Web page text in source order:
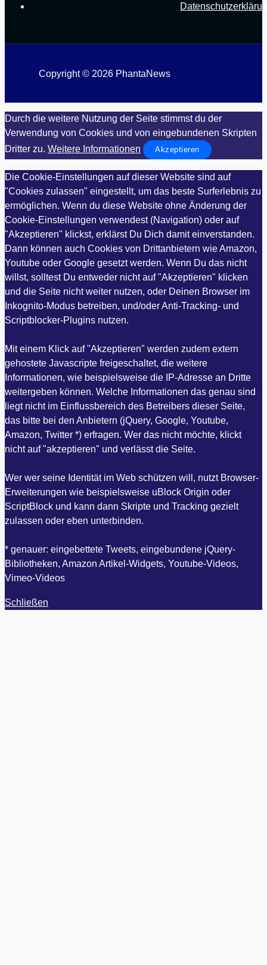
Copyright © 2026 PhantaNews
Durch die weitere Nutzung der Seite stimmst du der
Verwendung von Cookies und von eingebundenen Skripten
Dritter zu. Weitere Informationen Akzeptieren
Die Cookie-Einstellungen auf dieser Website sind auf
"Cookies zulassen" eingestellt, um das beste Surferlebnis zu
ermöglichen. Wenn du diese Website ohne Änderung der
Cookie-Einstellungen verwendest (Navigation) oder auf
"Akzeptieren" klickst, erklärst Du Dich damit einverstanden.
Dann können auch Cookies von Drittanbietern wie Amazon,
Youtube oder Google gesetzt werden. Wenn Du das nicht
willst, solltest Du entweder nicht auf "Akzeptieren" klicken
und die Seite nicht weiter nutzen, oder Deinen Browser im
Inkognito-Modus betreiben, und/oder Anti-Tracking- und
Scriptblocker-Plugins nutzen.
Mit einem Klick auf "Akzeptieren" werden zudem extern
gehostete Javascripte freigeschaltet, die weitere
Informationen, wie beispielsweise die IP-Adresse an Dritte
weitergeben können. Welche Informationen das genau sind
liegt nicht im Einflussbereich des Betreibers dieser Seite,
das bitte bei den Anbietern (jQuery, Google, Youtube,
Amazon, Twitter *) erfragen. Wer das nicht möchte, klickt
nicht auf "akzeptieren" und verlässt die Seite.
Wer wer seine Identität im Web schützen will, nutzt Browser-
Erweiterungen wie beispielsweise uBlock Origin oder
ScriptBlock und kann dann Skripte und Tracking gezielt
zulassen oder eben unterbinden.
* genauer: eingebettete Tweets, eingebundene jQuery-
Bibliotheken, Amazon Artikel-Widgets, Youtube-Videos,
Vimeo-Videos
Schließen